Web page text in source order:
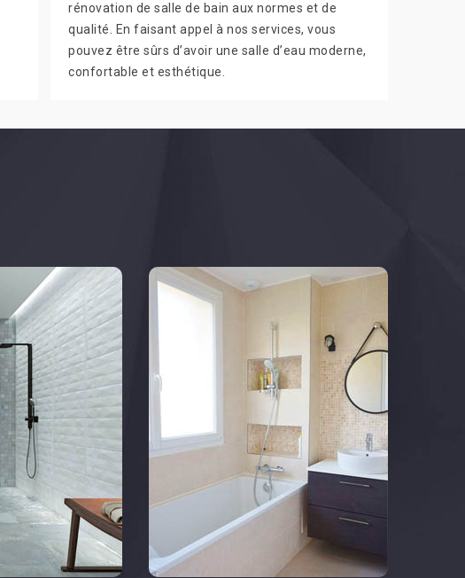
rénovation de salle de bain aux normes et de
qualité. En faisant appel à nos services, vous
pouvez être sûrs d’avoir une salle d’eau moderne,
confortable et esthétique.